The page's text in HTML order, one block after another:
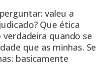
valeu a
Que ética
quando se
que as minhas. Se
basicamente